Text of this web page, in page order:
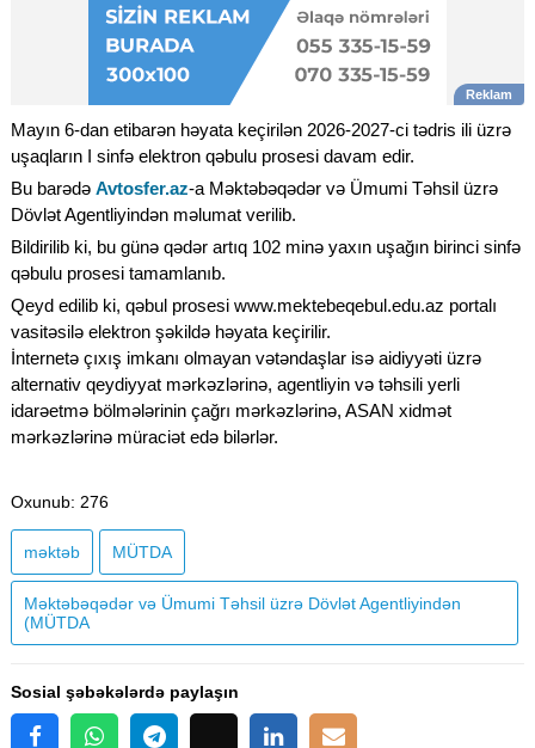
Mayın 6-dan etibarən həyata keçirilən 2026-2027-ci tədris ili üzrə
uşaqların I sinfə elektron qəbulu prosesi davam edir.
Bu barədə Avtosfer.az-a Məktəbəqədər və Ümumi Təhsil üzrə
Dövlət Agentliyindən məlumat verilib.
Bildirilib ki, bu günə qədər artıq 102 minə yaxın uşağın birinci sinfə
qəbulu prosesi tamamlanıb.
Qeyd edilib ki, qəbul prosesi www.mektebeqebul.edu.az portalı
vasitəsilə elektron şəkildə həyata keçirilir.
İnternetə çıxış imkanı olmayan vətəndaşlar isə aidiyyəti üzrə
alternativ qeydiyyat mərkəzlərinə, agentliyin və təhsili yerli
idarəetmə bölmələrinin çağrı mərkəzlərinə, ASAN xidmət
mərkəzlərinə müraciət edə bilərlər.
Oxunub: 276
məktəb MÜTDA
Məktəbəqədər və Ümumi Təhsil üzrə Dövlət Agentliyindən
(MÜTDA
Sosial şəbəkələrdə paylaşın